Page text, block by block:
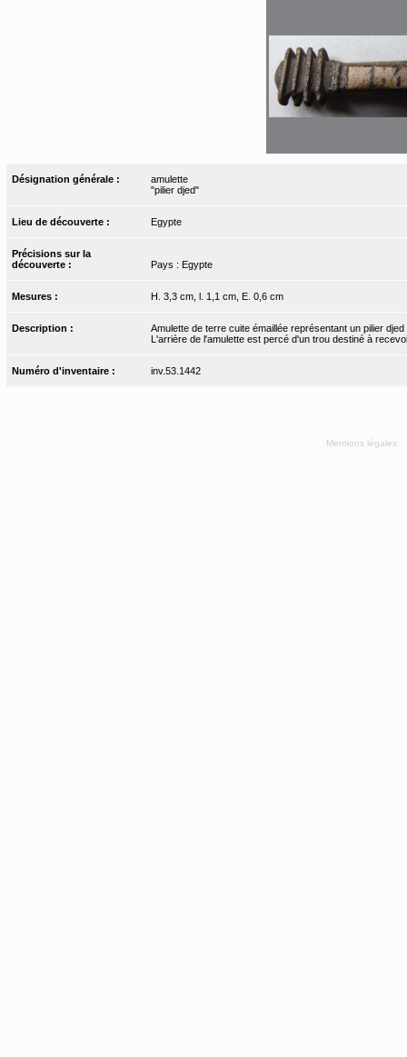
Désignation générale :
amulette
"pilier djed"
Lieu de découverte : Egypte
Précisions sur la
découverte :
Pays : Egypte
Mesures : H. 3,3 cm, l. 1,1 cm, E. 0,6 cm
Description :
Amulette de terre cuite émaillée représentant un pilier
L'arrière de l'amulette est percé d'un trou destiné à
Numéro d'inventaire : inv.53.1442
Mentions légales